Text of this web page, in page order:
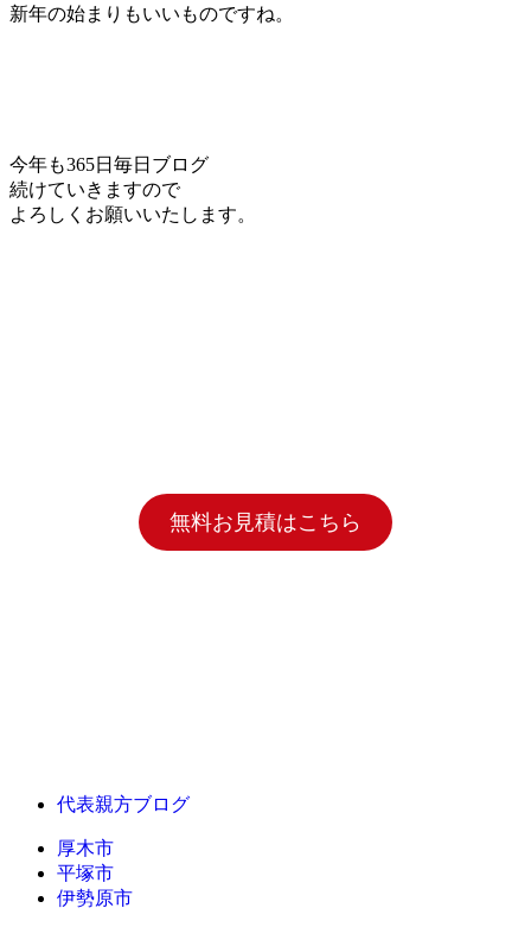
新年の始まりもいいものですね。
今年も365日毎日ブログ
続けていきますので
よろしくお願いいたします。
無料お見積はこちら
代表親方ブログ
厚木市
平塚市
伊勢原市